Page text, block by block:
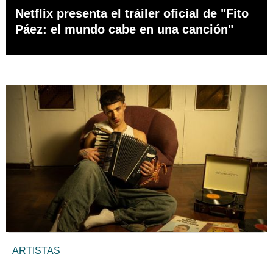
Netflix presenta el tráiler oficial de "Fito
Páez: el mundo cabe en una canción"
ARTISTAS